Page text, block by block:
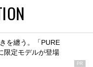
を纏う。「PURE
限定モデルが登場
PR